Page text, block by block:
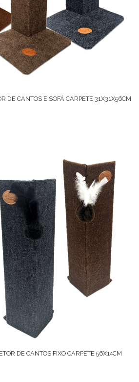
DE CANTOS E SOFÁ CARPETE 31X31X56CM
Ver Opções
DE CANTOS FIXO CARPETE 56X14CM
Ver Opções